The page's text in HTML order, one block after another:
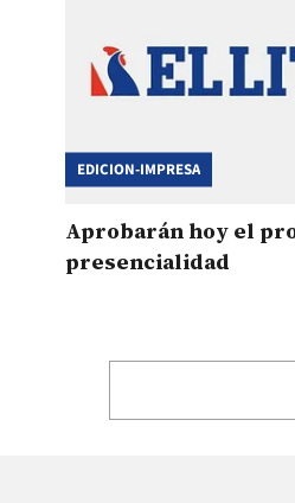
EDICION-IMPRESA
Aprobarán hoy el
presencialidad